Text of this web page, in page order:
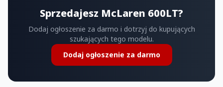
Sprzedajesz McLaren 600LT?
Dodaj ogłoszenie za darmo i dotrzyj do kupujących
szukających tego modelu.
Dodaj ogłoszenie za darmo